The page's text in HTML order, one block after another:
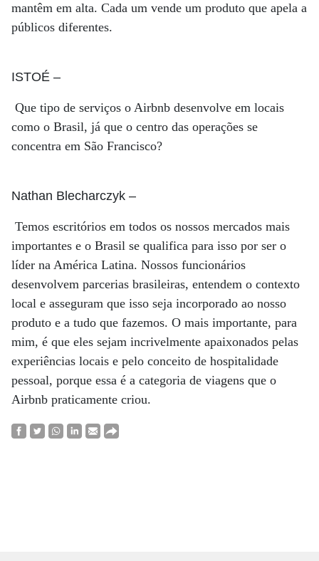
mantêm em alta. Cada um vende um produto que apela a
públicos diferentes.
ISTOÉ –
Que tipo de serviços o Airbnb desenvolve em locais
como o Brasil, já que o centro das operações se
concentra em São Francisco?
Nathan Blecharczyk –
Temos escritórios em todos os nossos mercados mais
importantes e o Brasil se qualifica para isso por ser o
líder na América Latina. Nossos funcionários
desenvolvem parcerias brasileiras, entendem o contexto
local e asseguram que isso seja incorporado ao nosso
produto e a tudo que fazemos. O mais importante, para
mim, é que eles sejam incrivelmente apaixonados pelas
experiências locais e pelo conceito de hospitalidade
pessoal, porque essa é a categoria de viagens que o
Airbnb praticamente criou.